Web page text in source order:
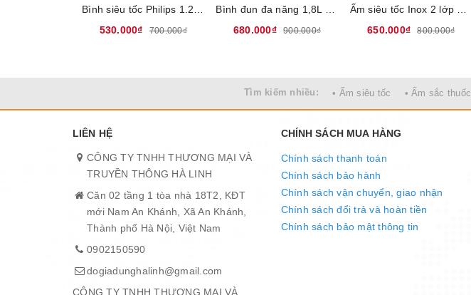
530.000₫
700.000₫
680.000₫
900.000₫
650.000₫
800.000₫
Tìm kiếm nhiều: • Ấm siêu tốc • Ấm sắc thuốc
LIÊN HỆ
CÔNG TY TNHH THƯƠNG MẠI VÀ
TRUYỀN THÔNG HÀ LINH
Căn 02 tầng 1 tòa nhà 18T2, KĐT
mới Nam An Khánh, Xã An Khánh,
Thành phố Hà Nội, Việt Nam
0902150590
dogiadunghalinh@gmail.com
CÔNG TY TNHH THƯƠNG MẠI VÀ
CHÍNH SÁCH MUA HÀNG
Chính sách thanh toán
Chính sách bảo hành
Chính sách vận chuyển, giao nhận
Chính sách đổi trả và hoàn tiền
Chính sách bảo mật thông tin